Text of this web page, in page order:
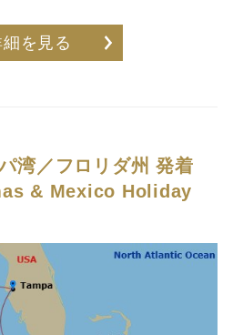
を見る
湾／フロリダ州 発着
& Mexico Holiday